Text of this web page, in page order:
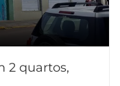
2 quartos,